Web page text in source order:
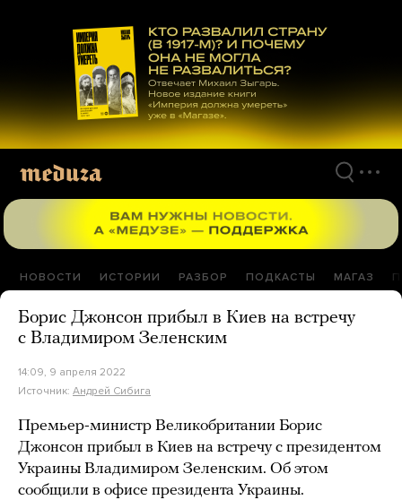
материалам
НОВОСТИ ИСТОРИИ РАЗБОР ПОДКАСТЫ МАГАЗ
Борис Джонсон прибыл в Киев на встречу
с Владимиром Зеленским
14:09, 9 апреля 2022
Источник: Андрей Сибига
Премьер-министр Великобритании Борис
Джонсон прибыл в Киев на встречу с президентом
Украины Владимиром Зеленским. Об этом
сообщили в офисе президента Украины.